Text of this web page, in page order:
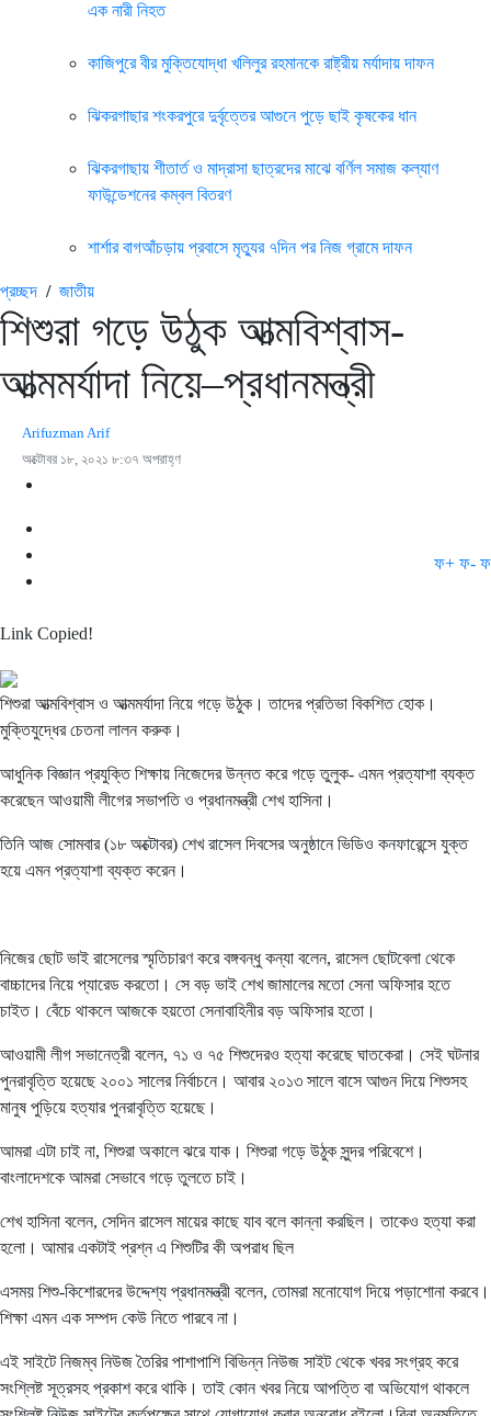
এক নারী নিহত
কাজিপুরে বীর মুক্তিযোদ্ধা খলিলুর রহমানকে রাষ্ট্রীয় মর্যাদায় দাফন
ঝিকরগাছার শংকরপুরে দুর্বৃত্তের আগুনে পুড়ে ছাই কৃষকের ধান
ঝিকরগাছায় শীতার্ত ও মাদ্রাসা ছাত্রদের মাঝে বর্ণিল সমাজ কল্যাণ
ফাউন্ডেশনের কম্বল বিতরণ
শার্শার বাগআঁচড়ায় প্রবাসে মৃত্যুর ৭দিন পর নিজ গ্রামে দাফন
প্রচ্ছদ / জাতীয়
শিশুরা গড়ে উঠুক আত্মবিশ্বাস-
আত্মমর্যাদা নিয়ে–প্রধানমন্ত্রী
Arifuzman Arif
অক্টোবর ১৮, ২০২১ ৮:৩৭ অপরাহ্ণ
ফ+ ফ- ফ
Link Copied!
শিশুরা আত্মবিশ্বাস ও আত্মমর্যাদা নিয়ে গড়ে উঠুক। তাদের প্রতিভা বিকশিত হোক।
মুক্তিযুদ্ধের চেতনা লালন করুক।
আধুনিক বিজ্ঞান প্রযুক্তি শিক্ষায় নিজেদের উন্নত করে গড়ে তুলুক- এমন প্রত্যাশা ব্যক্ত
করেছেন আওয়ামী লীগের সভাপতি ও প্রধানমন্ত্রী শেখ হাসিনা।
তিনি আজ সোমবার (১৮ অক্টোবর) শেখ রাসেল দিবসের অনুষ্ঠানে ভিডিও কনফারেন্সে যুক্ত
হয়ে এমন প্রত্যাশা ব্যক্ত করেন।
নিজের ছোট ভাই রাসেলের স্মৃতিচারণ করে বঙ্গবন্ধু কন্যা বলেন, রাসেল ছোটবেলা থেকে
বাচ্চাদের নিয়ে প্যারেড করতো। সে বড় ভাই শেখ জামালের মতো সেনা অফিসার হতে
চাইত। বেঁচে থাকলে আজকে হয়তো সেনাবাহিনীর বড় অফিসার হতো।
আওয়ামী লীগ সভানেত্রী বলেন, ৭১ ও ৭৫ শিশুদেরও হত্যা করেছে ঘাতকেরা। সেই ঘটনার
পুনরাবৃত্তি হয়েছে ২০০১ সালের নির্বাচনে। আবার ২০১৩ সালে বাসে আগুন দিয়ে শিশুসহ
মানুষ পুড়িয়ে হত্যার পুনরাবৃত্তি হয়েছে।
আমরা এটা চাই না, শিশুরা অকালে ঝরে যাক। শিশুরা গড়ে উঠুক সুন্দর পরিবেশে।
বাংলাদেশকে আমরা সেভাবে গড়ে তুলতে চাই।
শেখ হাসিনা বলেন, সেদিন রাসেল মায়ের কাছে যাব বলে কান্না করছিল। তাকেও হত্যা করা
হলো। আমার একটাই প্রশ্ন এ শিশুটির কী অপরাধ ছিল
এসময় শিশু-কিশোরদের উদ্দেশ্য প্রধানমন্ত্রী বলেন, তোমরা মনোযোগ দিয়ে পড়াশোনা করবে।
শিক্ষা এমন এক সম্পদ কেউ নিতে পারবে না।
এই সাইটে নিজম্ব নিউজ তৈরির পাশাপাশি বিভিন্ন নিউজ সাইট থেকে খবর সংগ্রহ করে
সংশ্লিষ্ট সূত্রসহ প্রকাশ করে থাকি। তাই কোন খবর নিয়ে আপত্তি বা অভিযোগ থাকলে